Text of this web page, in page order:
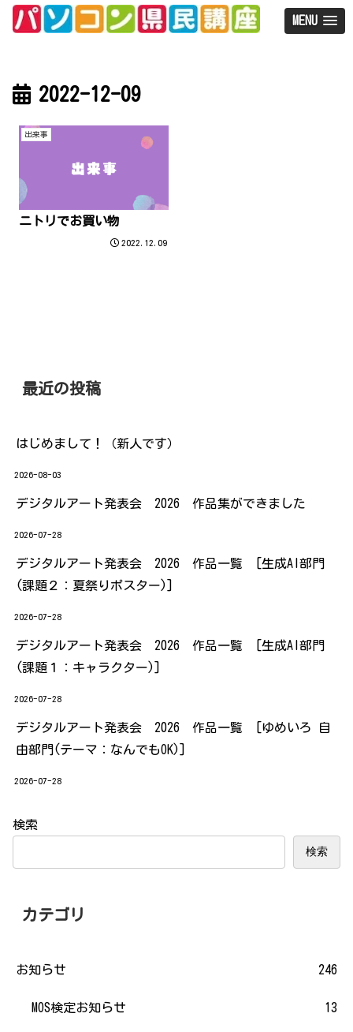
MENU
2022-12-09
出来事
ニトリでお買い物
2022.12.09
最近の投稿
はじめまして！（新人です）
2026-08-03
デジタルアート発表会 2026 作品集ができました
2026-07-28
デジタルアート発表会 2026 作品一覧 [生成AI部門
(課題２：夏祭りポスター)]
2026-07-28
デジタルアート発表会 2026 作品一覧 [生成AI部門
(課題１：キャラクター)]
2026-07-28
デジタルアート発表会 2026 作品一覧 [ゆめいろ 自
由部門(テーマ：なんでもOK)]
2026-07-28
検索
検索
カテゴリ
お知らせ 246
MOS検定お知らせ 13